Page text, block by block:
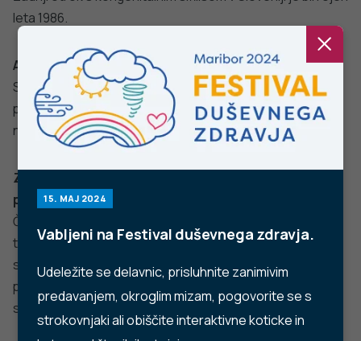
Telefon: +386 1 2441 400
Faks: +386 1 2441 447
E-pošta:info@nijz.si
Center za komuniciranje:
Facebook
YouTube Instagram
TikTok LinkedIn